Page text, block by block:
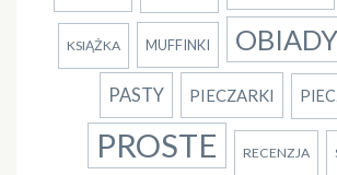
KSIĄŻKA MUFFINKI OBIADY
PASTY PIECZARKI
PROSTE RECENZJA